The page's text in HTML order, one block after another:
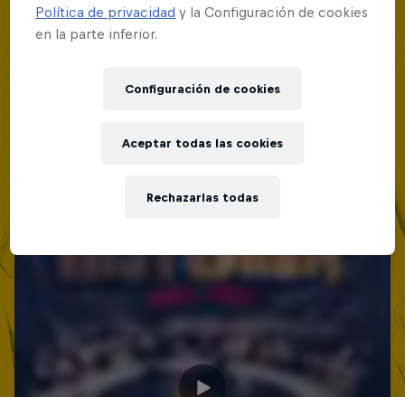
Política de privacidad y la Configuración de cookies
en la parte inferior.
Configuración de cookies
Rechazarlas todas
Aceptar todas las cookies